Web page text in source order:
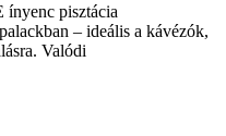
ínyenc pisztácia
– ideális a kávézók,
Valódi